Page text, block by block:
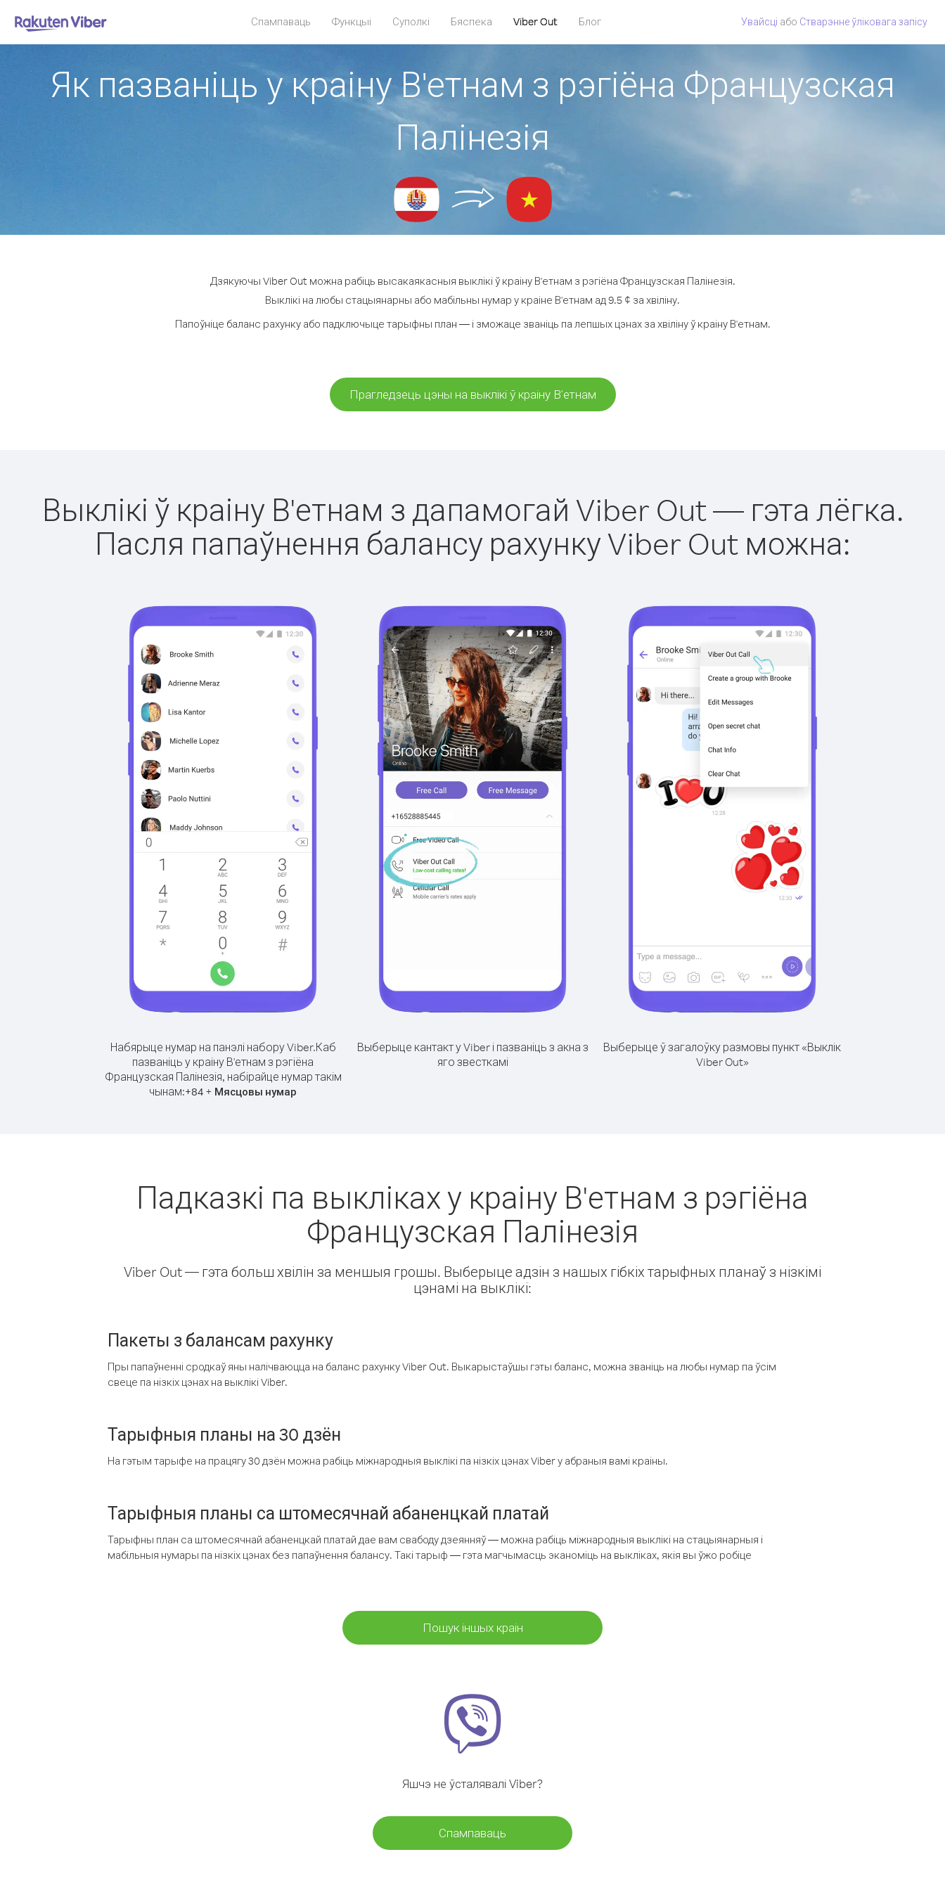
Спампаваць Функцыі Суполкі Бяспека Viber Out Блог Увайсці або Стварэнне ўліковага запісу
Як пазваніць у краіну В'етнам з рэгіёна Французская
Палінезія
Дзякуючы Viber Out можна рабіць высакаякасныя выклікі ў краіну В'етнам з рэгіёна Французская Палінезія.
Выклікі на любы стацыянарны або мабільны нумар у краіне В'етнам ад 9.5 ¢ за хвіліну.
Папоўніце баланс рахунку або падключыце тарыфны план — і зможаце званіць па лепшых цэнах за хвіліну ў краіну В'етнам.
Прагледзець цэны на выклікі ў краіну В'етнам
Выклікі ў краіну В'етнам з дапамогай Viber Out — гэта лёгка.
Пасля папаўнення балансу рахунку Viber Out можна:
Набярыце нумар на панэлі набору Viber.Каб
пазваніць у краіну В'етнам з рэгіёна
Французская Палінезія, набірайце нумар такім
чынам:+84 + Мясцовы нумар
Выберыце кантакт у Viber і пазваніць з акна з
яго звесткамі
Выберыце ў загалоўку размовы пункт «Выклік
Viber Out»
Падказкі па выкліках у краіну В'етнам з рэгіёна
Французская Палінезія
Viber Out — гэта больш хвілін за меншыя грошы. Выберыце адзін з нашых гібкіх тарыфных планаў з нізкімі
цэнамі на выклікі:
Пакеты з балансам рахунку
Пры папаўненні сродкаў яны налічваюцца на баланс рахунку Viber Out. Выкарыстаўшы гэты баланс, можна званіць на любы нумар па ўсім
свеце па нізкіх цэнах на выклікі Viber.
Тарыфныя планы на 30 дзён
На гэтым тарыфе на працягу 30 дзён можна рабіць міжнародныя выклікі па нізкіх цэнах Viber у абраныя вамі краіны.
Тарыфныя планы са штомесячнай абаненцкай платай
Тарыфны план са штомесячнай абаненцкай платай дае вам свабоду дзеянняў — можна рабіць міжнародныя выклікі на стацыянарныя і
мабільныя нумары па нізкіх цэнах без папаўнення балансу. Такі тарыф — гэта магчымасць эканоміць на выкліках, якія вы ўжо робіце
Пошук іншых краін
Яшчэ не ўсталявалі Viber?
Спампаваць